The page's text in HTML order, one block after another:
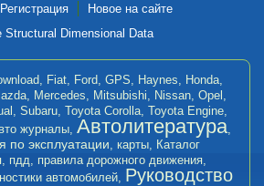
Регистрация
Новое на сайте
Structural Dimensional Data
Fiat Ford GPS Haynes Honda
Mercedes Mitsubishi Nissan Opel
Subaru Toyota Corolla Toyota Engine
журналы Автолитература
по эксплуатации карты
Каталог
пдд правила дорожного движения
автомобилей Руководство